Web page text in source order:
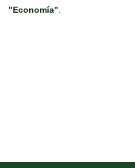
"Economía"